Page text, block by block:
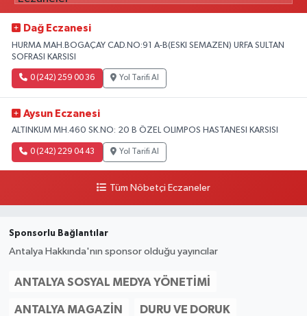
Dağ Eczanesi
HURMA MAH.BOGAÇAY CAD.NO:91 A-B(ESKI SEMAZEN) URFA SULTAN
SOFRASI KARSISI
0 (242) 259 00 36 Yol Tarifi Al
Aysun Eczanesi
ALTINKUM MH.460 SK.NO: 20 B ÖZEL OLIMPOS HASTANESI KARSISI
0 (242) 229 04 43 Yol Tarifi Al
Tüm Nöbetçi Eczaneler
Sponsorlu Bağlantılar
Antalya Hakkında'nın sponsor olduğu yayıncılar
ANTALYA SOSYAL MEDYA YÖNETIMI
ANTALYA MAGAZIN DURU VE DORUK